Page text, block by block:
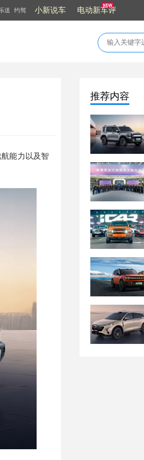
送 约驾 小新说车 电动新车评
能力以及智
推荐内容